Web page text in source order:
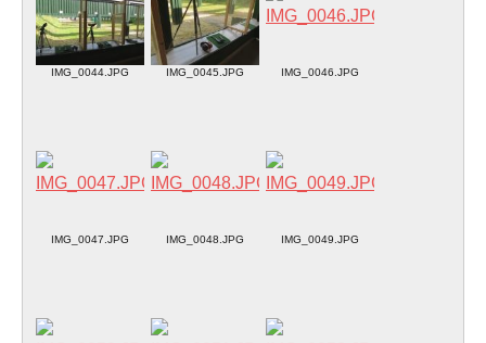
IMG_0044.JPG IMG_0045.JPG IMG_0046.JPG
IMG_0047.JPG IMG_0048.JPG IMG_0049.JPG